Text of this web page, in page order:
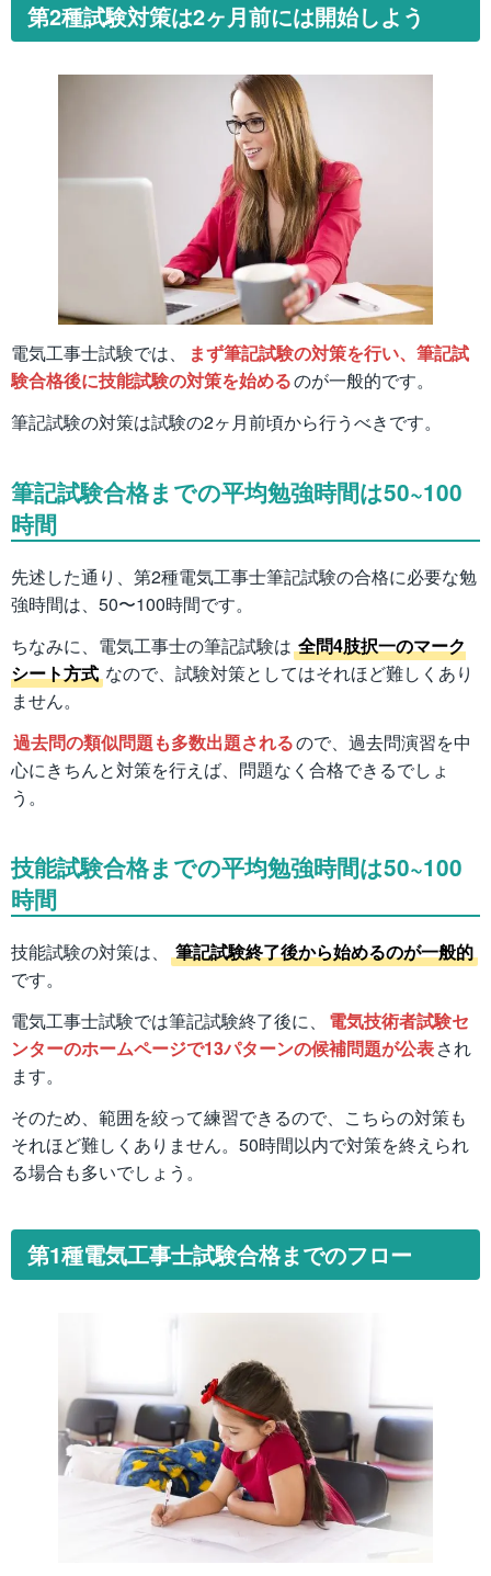
第2種試験対策は2ヶ月前には開始しよう
電気工事士試験では、
まず筆記試験の対策を行い、筆記試
験合格後に技能試験の対策を始めるのが一般的です。
筆記試験の対策は試験の2ヶ月前頃から行うべきです。
筆記試験合格までの平均勉強時間は50~100
時間
先述した通り、第2種電気工事士筆記試験の合格に必要な勉
強時間は、50〜100時間です。
ちなみに、電気工事士の筆記試験は 全問4肢択一のマーク
シート方式 なので、試験対策としてはそれほど難しくあり
ません。
過去問の類似問題も多数出題されるので、過去問演習を中
心にきちんと対策を行えば、問題なく合格できるでしょ
う。
技能試験合格までの平均勉強時間は50~100
時間
技能試験の対策は、
筆記試験終了後から始めるのが一般的
です。
電気工事士試験では筆記試験終了後に、
電気技術者試験セ
ンターのホームページで13パターンの候補問題が公表され
ます。
そのため、範囲を絞って練習できるので、こちらの対策も
それほど難しくありません。50時間以内で対策を終えられ
る場合も多いでしょう。
第1種電気工事士試験合格までのフロー